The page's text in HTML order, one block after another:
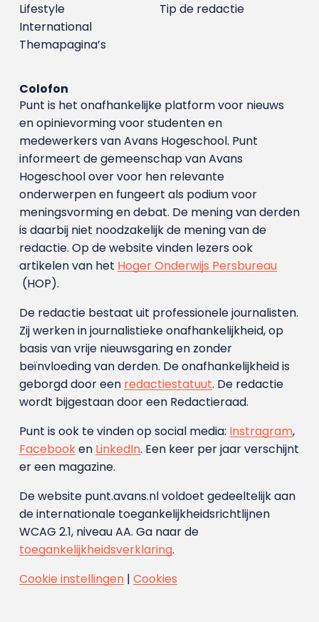
Tip de redactie
Lifestyle
International
Themapagina’s
Colofon
Punt is het onafhankelijke platform voor nieuws
en opinievorming voor studenten en
medewerkers van Avans Hoge­school. Punt
informeert de gemeenschap van Avans
Hogeschool over voor hen relevante
onderwerpen en fungeert als podium voor
meningsvorming en debat. De mening van derden
is daarbij niet noodzakelijk de mening van de
redactie. Op de website vinden lezers ook
artikelen van het Hoger Onderwijs Persbureau
(HOP).
De redactie bestaat uit professionele journalisten.
Zij werken in journalistieke onafhankelijkheid, op
basis van vrije nieuwsgaring en zonder
beïnvloeding van derden. De onafhankelijkheid is
geborgd door een redactiestatuut. De redactie
wordt bijgestaan door een Redactieraad.
Punt is ook te vinden op social media: Instragram,
Facebooken LinkedIn. Een keer per jaar verschijnt
er een magazine.
De website punt.avans.nl voldoet gedeeltelijk aan
de internationale toegankelijkheidsrichtlijnen
WCAG 2.1, niveau AA. Ga naar de
toegankelijkheidsverklaring.
Cookie instellingen| Cookies